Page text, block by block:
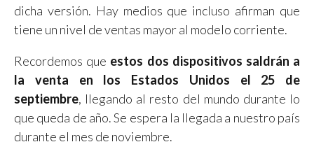
dicha versión. Hay medios que incluso afirman que
tiene un nivel de ventas mayor al modelo corriente.
Recordemos que estos dos dispositivos saldrán a
la venta en los Estados Unidos el 25 de
septiembre, llegando al resto del mundo durante lo
que queda de año. Se espera la llegada a nuestro país
durante el mes de noviembre.